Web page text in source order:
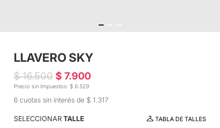
LLAVERO SKY
$ 16.500 $ 7.900
Precio sin Impuestos: $ 6.529
6 cuotas sin interés de $ 1.317
TABLA DE TALLES
SELECCIONARTALLE